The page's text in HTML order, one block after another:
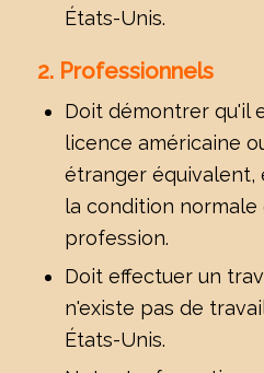
États-Unis.
2. Professionnels
Doit démontrer qu'il
licence américaine
étranger équivalent,
la condition normale
profession.
Doit effectuer un
n'existe pas de
États-Unis.